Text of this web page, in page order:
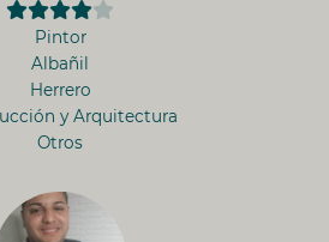
Pintor
Albañil
Herrero
y Arquitectura
Otros